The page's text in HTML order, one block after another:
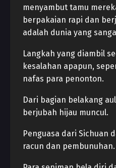
menyambut tamu
berpakaian rapi dan
adalah dunia yang
Langkah yang diambil
kesalahan apapun,
nafas para penonton.
Dari bagian belakang
berjubah hijau muncul.
Penguasa dari Sichuan
racun dan pembunuhan.